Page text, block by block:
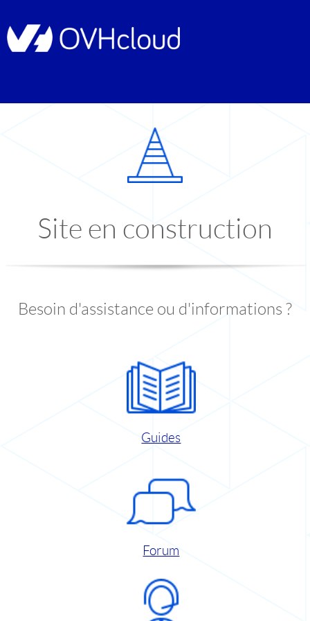
Site en construction
Besoin d'assistance ou d'informations ?
Guides
Forum